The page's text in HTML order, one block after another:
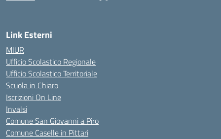
Link Esterni
MIUR
Ufficio Scolastico Regionale
Ufficio Scolastico Territoriale
Scuola in Chiaro
Iscrizioni On Line
Invalsi
Comune San Giovanni a Piro
Comune Caselle in Pittari